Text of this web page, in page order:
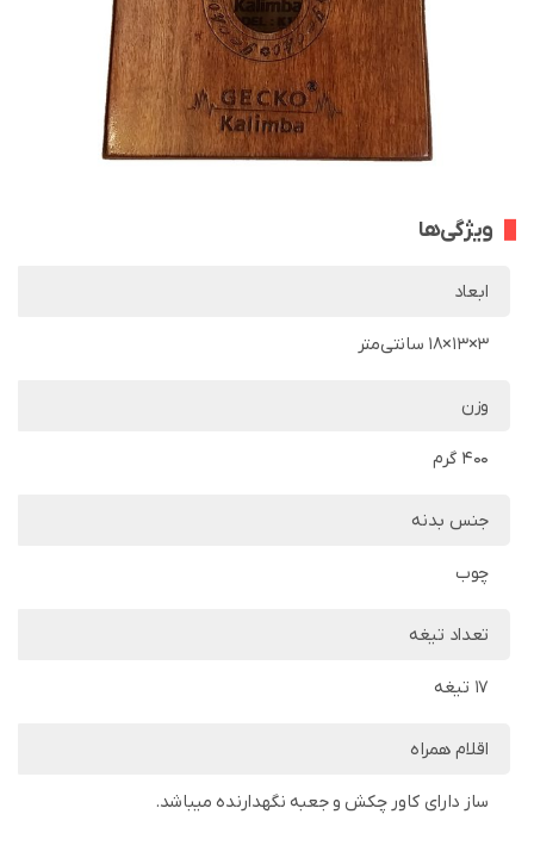
ویژگی‌ها
ابعاد
3×13×18 سانتی‌متر
وزن
400 گرم
جنس بدنه
چوب
تعداد تیغه
17 تیغه
اقلام همراه
ساز دارای کاور چکش و جعبه نگهدارنده میباشد.